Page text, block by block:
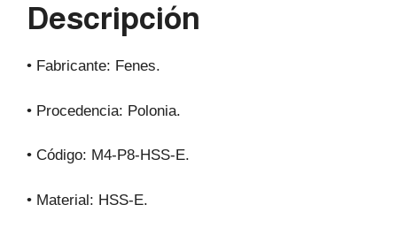
p
o
Descripción
• Fabricante: Fenes.
• Procedencia: Polonia.
• Código: M4-P8-HSS-E.
• Material: HSS-E.